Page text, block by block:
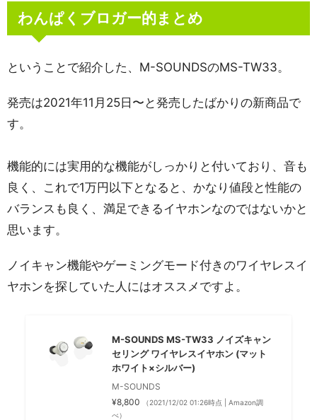
わんぱくブロガー的まとめ
ということで紹介した、M-SOUNDSのMS-TW33。
発売は2021年11月25日〜と発売したばかりの新商品で
す。
機能的には実用的な機能がしっかりと付いており、音も
良く、これで1万円以下となると、かなり値段と性能の
バランスも良く、満足できるイヤホンなのではないかと
思います。
ノイキャン機能やゲーミングモード付きのワイヤレスイ
ヤホンを探していた人にはオススメですよ。
M-SOUNDS MS-TW33 ノイズキャン
セリング ワイヤレスイヤホン (マット
ホワイト×シルバー)
M-SOUNDS
¥8,800
（2021/12/02 01:26時点 | Amazon調
べ）